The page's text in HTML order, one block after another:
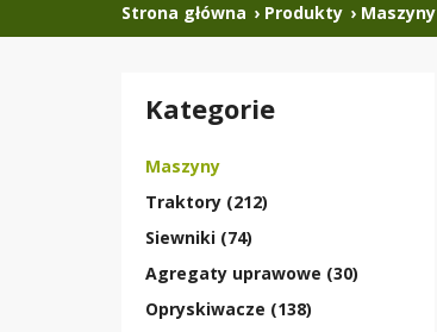
Strona główna › Produkty › Maszyny
Kategorie
Maszyny
Traktory (212)
Siewniki (74)
Agregaty uprawowe (30)
Opryskiwacze (138)